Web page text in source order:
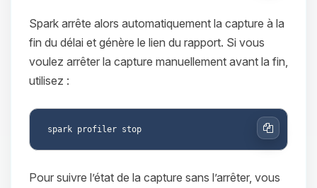
Spark arrête alors automatiquement la capture à la
fin du délai et génère le lien du rapport. Si vous
voulez arrêter la capture manuellement avant la fin,
utilisez :
Copier
Pour suivre l’état de la capture sans l’arrêter, vous